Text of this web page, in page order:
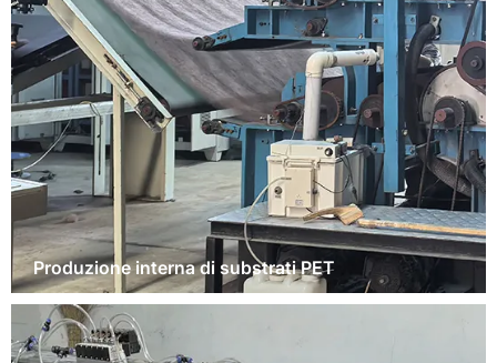
Produzione interna di substrati PET